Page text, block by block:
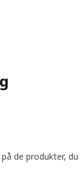
de produkter,